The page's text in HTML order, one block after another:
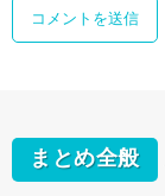
まとめ全般